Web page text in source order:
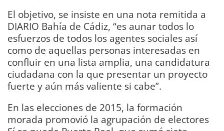
El objetivo, se insiste en una nota remitida a
DIARIO Bahía de Cádiz, “es aunar todos lo
esfuerzos de todos los agentes sociales así
como de aquellas personas interesadas en
confluir en una lista amplia, una candidatura
ciudadana con la que presentar un proyecto
fuerte y aún más valiente si cabe”.
En las elecciones de 2015, la formación
morada promovió la agrupación de electores